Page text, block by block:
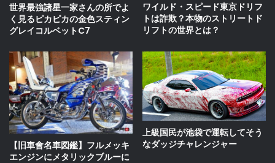
世界最強諸星一家さんの所でよ
く見るピカピカの金色スティン
グレイコルベットC7
ワイルド・スピード東京ドリフ
トは詐欺？本物のストリートド
リフトの世界とは？
【旧車會名車図鑑】フルメッキ
エンジンにメタリックブルーに
上級国民が池袋で運転してそう
なダッジチャレンジャー